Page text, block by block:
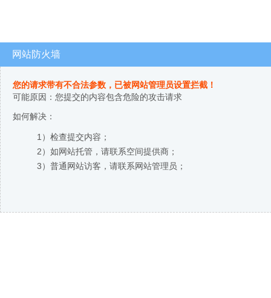
网站防火墙
您的请求带有不合法参数，已被网站管理员设置拦截！
可能原因：您提交的内容包含危险的攻击请求
如何解决：
1）检查提交内容；
2）如网站托管，请联系空间提供商；
3）普通网站访客，请联系网站管理员；